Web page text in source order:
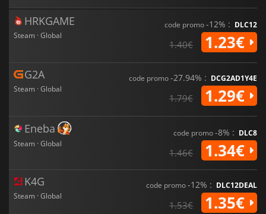
HRKGAME
Steam · Global
code promo-12% : DLC12
1.40€ 1.23€
G2A
Steam · Global
code promo-27.94% : DCG2AD1Y4E
1.79€ 1.29€
Eneba
Steam · Global
code promo-8% : DLC8
1.46€ 1.34€
K4G
Steam · Global
code promo-12% : DLC12DEAL
1.53€ 1.35€